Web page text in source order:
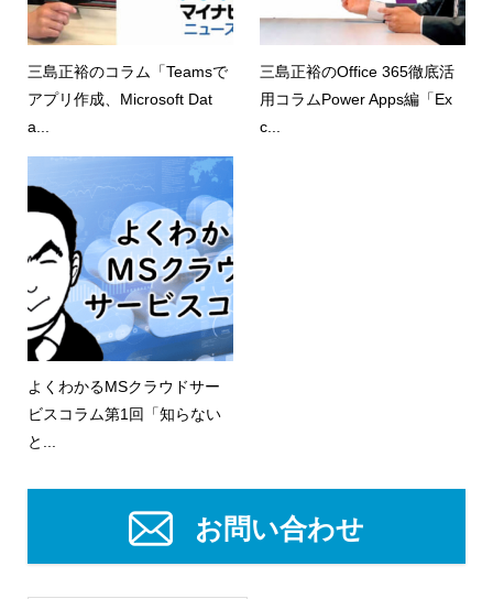
三島正裕のコラム「Teamsで
アプリ作成、Microsoft Dat
a...
三島正裕のOffice 365徹底活
用コラムPower Apps編「Ex
c...
よくわかるMSクラウドサー
ビスコラム第1回「知らない
と...
お問い合わせ